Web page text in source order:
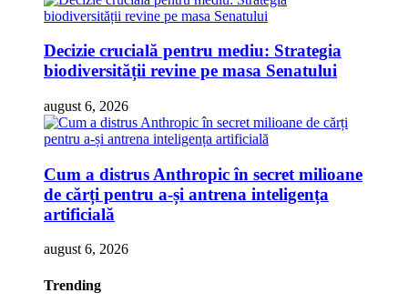
Decizie crucială pentru mediu: Strategia
biodiversității revine pe masa Senatului
august 6, 2026
Cum a distrus Anthropic în secret milioane
de cărți pentru a-și antrena inteligența
artificială
august 6, 2026
Trending